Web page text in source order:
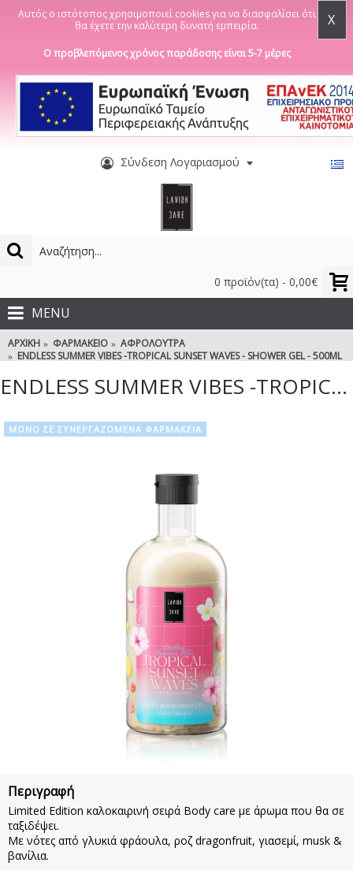
Αυτός ο ιστότοπος χρησιμοποιεί cookies για να διασφαλίσει ότι
θα έχετε την καλύτερη δυνατή εμπειρία.
X
Ο προβλεπόμενος χρόνος παράδοσης είναι 5-7 μέρες
Σύνδεση Λογαριασμού
0 προϊόν(τα) - 0,00€
MENU
ΑΡΧΙΚΉ ΦΑΡΜΑΚΕΊΟ
ΑΦΡΌΛΟΥΤΡΑ
ENDLESS SUMMER VIBES -TROPICAL SUNSET WAVES - SHOWER GEL - 500ML
ENDLESS SUMMER VIBES -TROPICAL SUNSET WAVES - SHOWER GEL - 500ML
ΜΟΝΟ ΣΕ ΣΥΝΕΡΓΑΖΟΜΕΝΑ ΦΑΡΜΑΚΕΙΑ
Περιγραφή
Limited Edition καλοκαιρινή σειρά Body care με άρωμα που θα σε
ταξιδέψει.
Με νότες από γλυκιά φράουλα, ροζ dragonfruit, γιασεμί, musk &
βανίλια.